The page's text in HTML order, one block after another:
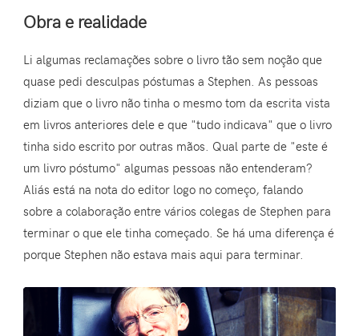
Obra e realidade
Li algumas reclamações sobre o livro tão sem noção que
quase pedi desculpas póstumas a Stephen. As pessoas
diziam que o livro não tinha o mesmo tom da escrita vista
em livros anteriores dele e que "tudo indicava" que o livro
tinha sido escrito por outras mãos. Qual parte de "este é
um livro póstumo" algumas pessoas não entenderam?
Aliás está na nota do editor logo no começo, falando
sobre a colaboração entre vários colegas de Stephen para
terminar o que ele tinha começado. Se há uma diferença é
porque Stephen não estava mais aqui para terminar.